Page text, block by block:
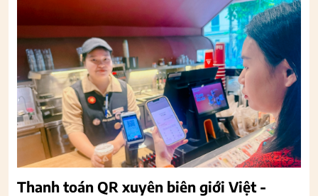
Thanh toán QR xuyên biên giới Việt -